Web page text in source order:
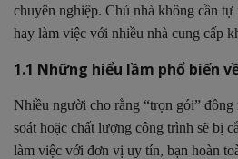
chuyên nghiệp. Chủ nhà không cần
hay làm việc với nhiều nhà cung cấp
1.1 Những hiểu lầm phổ biến
Nhiều người cho rằng “trọn gói”
soát hoặc chất lượng công trình sẽ bị
làm việc với đơn vị uy tín, bạn hoàn